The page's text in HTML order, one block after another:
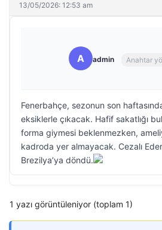
13/05/2026: 12:53 am
A admin Anahtar
Fenerbahçe, sezonun son
eksiklerle çıkacak. Hafif sakatlığı
forma giymesi beklenmezken,
kadroda yer almayacak. Cezalı
Brezilya’ya döndü.
1 yazı görüntüleniyor (toplam 1)